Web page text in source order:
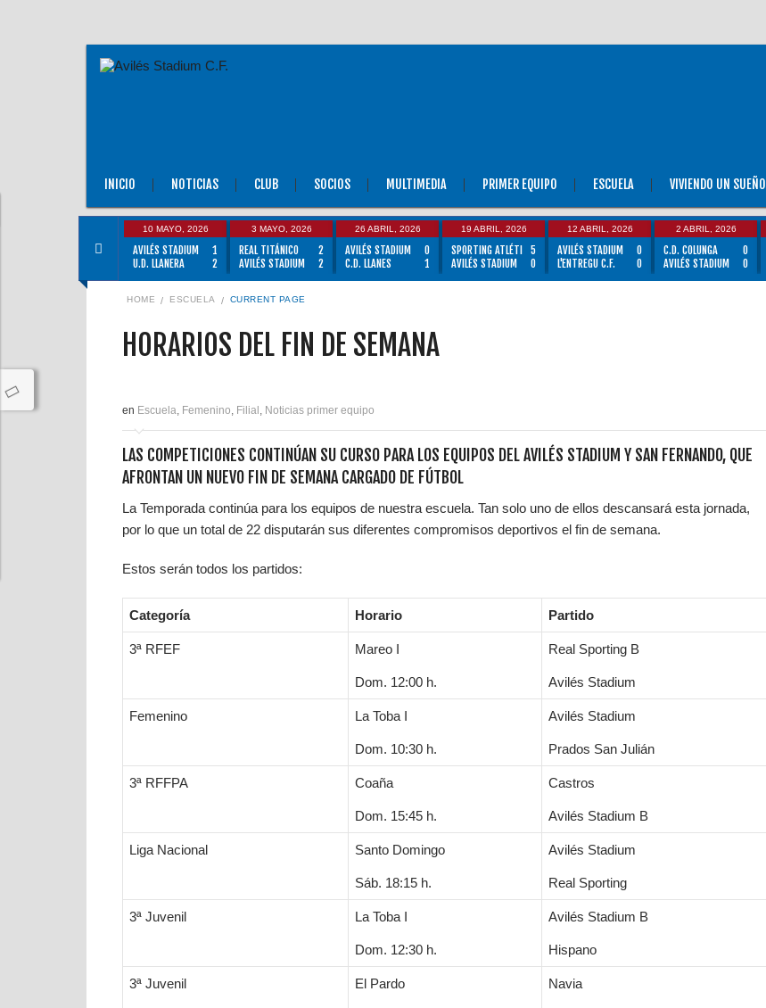
INICIO NOTICIAS CLUB SOCIOS MULTIMEDIA PRIMER EQUIPO ESCUELA VIVIENDO UN SUEÑO
10 MAYO, 2026
AVILÉS STADIUM
1
U.D. LLANERA
2
3 MAYO, 2026
REAL TITÁNICO
2
AVILÉS STADIUM
2
26 ABRIL, 2026
AVILÉS STADIUM
0
C.D. LLANES
1
19 ABRIL, 2026
SPORTING ATLÉTI
5
AVILÉS STADIUM
0
12 ABRIL, 2026
AVILÉS STADIUM
0
L'ENTREGU C.F.
0
2 ABRIL, 2026
C.D. COLUNGA
0
AVILÉS STADIUM
0
HOME ESCUELA CURRENT PAGE
HORARIOS DEL FIN DE SEMANA
en Escuela, Femenino, Filial , Noticias primer equipo
LAS COMPETICIONES CONTINÚAN SU CURSO PARA LOS EQUIPOS DEL AVILÉS STADIUM Y SAN FERNANDO, QUE
AFRONTAN UN NUEVO FIN DE SEMANA CARGADO DE FÚTBOL
La Temporada continúa para los equipos de nuestra escuela. Tan solo uno de ellos descansará esta jornada,
por lo que un total de 22 disputarán sus diferentes compromisos deportivos el fin de semana.
Estos serán todos los partidos:
Categoría Horario Partido
3ª RFEF Mareo I
Dom. 12:00 h.
Real Sporting B
Avilés Stadium
Femenino La Toba I
Dom. 10:30 h.
Avilés Stadium
Prados San Julián
3ª RFFPA Coaña
Dom. 15:45 h.
Castros
Avilés Stadium B
Liga Nacional Santo Domingo
Sáb. 18:15 h.
Avilés Stadium
Real Sporting
3ª Juvenil La Toba I
Dom. 12:30 h.
Avilés Stadium B
Hispano
3ª Juvenil El Pardo Navia